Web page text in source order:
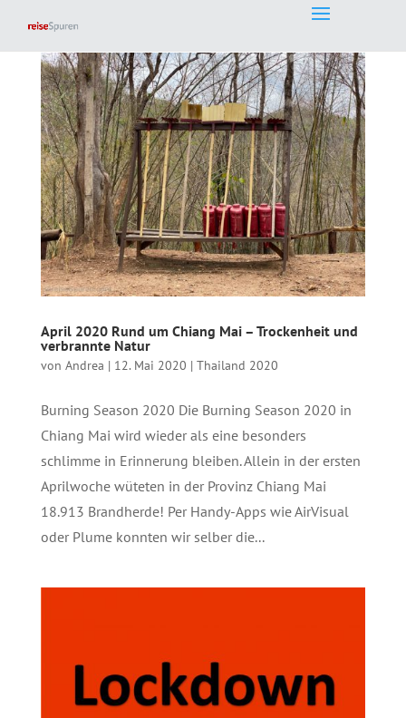
April 2020 Rund um Chiang Mai – Trockenheit und
verbrannte Natur
von Andrea | 12. Mai 2020 | Thailand 2020
Burning Season 2020 Die Burning Season 2020 in
Chiang Mai wird wieder als eine besonders
schlimme in Erinnerung bleiben. Allein in der ersten
Aprilwoche wüteten in der Provinz Chiang Mai
18.913 Brandherde! Per Handy-Apps wie AirVisual
oder Plume konnten wir selber die...